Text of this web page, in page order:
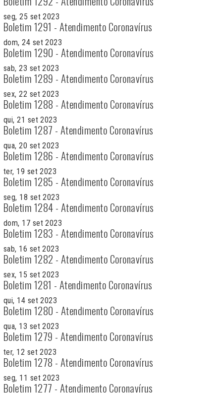
seg, 25 set 2023
Boletim 1291 - Atendimento Coronavírus
dom, 24 set 2023
Boletim 1290 - Atendimento Coronavírus
sab, 23 set 2023
Boletim 1289 - Atendimento Coronavírus
sex, 22 set 2023
Boletim 1288 - Atendimento Coronavírus
qui, 21 set 2023
Boletim 1287 - Atendimento Coronavírus
qua, 20 set 2023
Boletim 1286 - Atendimento Coronavírus
ter, 19 set 2023
Boletim 1285 - Atendimento Coronavírus
seg, 18 set 2023
Boletim 1284 - Atendimento Coronavírus
dom, 17 set 2023
Boletim 1283 - Atendimento Coronavírus
sab, 16 set 2023
Boletim 1282 - Atendimento Coronavírus
sex, 15 set 2023
Boletim 1281 - Atendimento Coronavírus
qui, 14 set 2023
Boletim 1280 - Atendimento Coronavírus
qua, 13 set 2023
Boletim 1279 - Atendimento Coronavírus
ter, 12 set 2023
Boletim 1278 - Atendimento Coronavírus
seg, 11 set 2023
Boletim 1277 - Atendimento Coronavírus